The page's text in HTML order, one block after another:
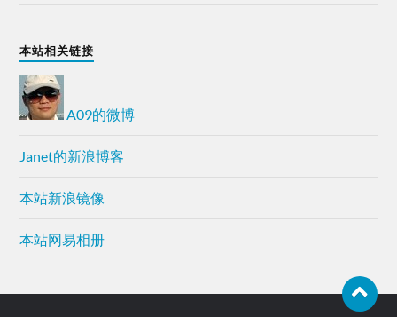
本站相关链接
A09的微博
Janet的新浪博客
本站新浪镜像
本站网易相册